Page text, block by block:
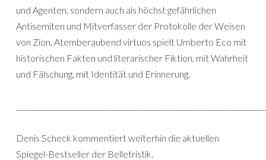
und Agenten, sondern auch als höchst gefährlichen
Antisemiten und Mitverfasser der Protokolle der Weisen
von Zion. Atemberaubend virtuos spielt Umberto Eco mit
historischen Fakten und literarischer Fiktion, mit Wahrheit
und Fälschung, mit Identität und Erinnerung.
Denis Scheck kommentiert weiterhin die aktuellen
Spiegel-Bestseller der Belletristik.